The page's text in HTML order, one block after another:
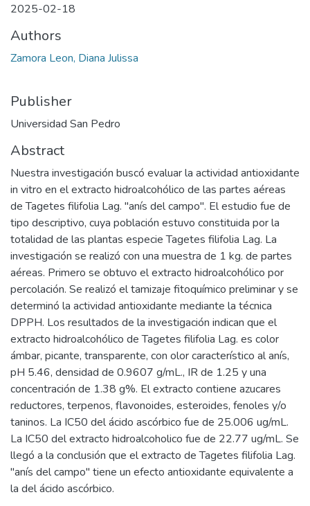
2025-02-18
Authors
Zamora Leon, Diana Julissa
Publisher
Universidad San Pedro
Abstract
Nuestra investigación buscó evaluar la actividad antioxidante
in vitro en el extracto hidroalcohólico de las partes aéreas
de Tagetes filifolia Lag. "anís del campo". El estudio fue de
tipo descriptivo, cuya población estuvo constituida por la
totalidad de las plantas especie Tagetes filifolia Lag. La
investigación se realizó con una muestra de 1 kg. de partes
aéreas. Primero se obtuvo el extracto hidroalcohólico por
percolación. Se realizó el tamizaje fitoquímico preliminar y se
determinó la actividad antioxidante mediante la técnica
DPPH. Los resultados de la investigación indican que el
extracto hidroalcohólico de Tagetes filifolia Lag. es color
ámbar, picante, transparente, con olor característico al anís,
pH 5.46, densidad de 0.9607 g/mL., IR de 1.25 y una
concentración de 1.38 g%. El extracto contiene azucares
reductores, terpenos, flavonoides, esteroides, fenoles y/o
taninos. La IC50 del ácido ascórbico fue de 25.006 ug/mL.
La IC50 del extracto hidroalcoholico fue de 22.77 ug/mL. Se
llegó a la conclusión que el extracto de Tagetes filifolia Lag.
"anís del campo" tiene un efecto antioxidante equivalente a
la del ácido ascórbico.